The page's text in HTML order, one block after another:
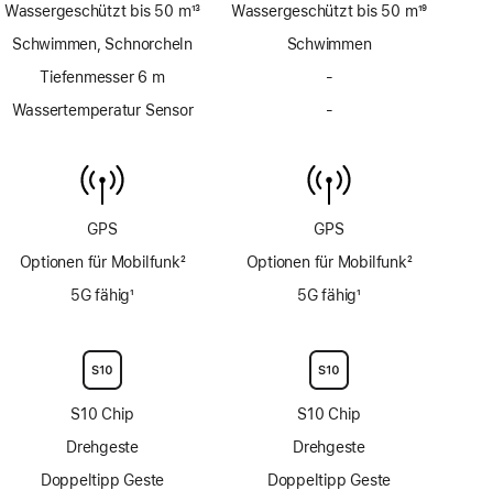
Wassergeschützt bis 50 m13
Schwimmen, Schnorcheln
Tiefenmesser 6 m
Wassertemperatur Sensor
GPS
Optionen für Mobilfunk2
5G fähig1
S10 Chip
Drehgeste
Doppeltipp Geste
Wassergeschützt bis 50 m19
Schwimmen
-
-
GPS
Optionen für Mobilfunk2
5G fähig1
S10 Chip
Drehgeste
Doppeltipp Geste